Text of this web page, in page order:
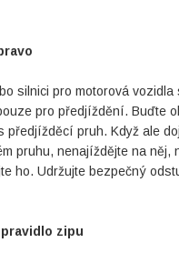
silnici pro motorová
pro předjíždění. Buďte
předjížděcí pruh. Když ale
pruhu, nenajíždějte na něj,
ho. Udržujte bezpečný
zipu